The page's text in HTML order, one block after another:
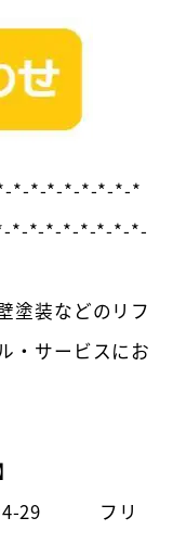
*-*-*-*-*-*-*-*
*-*-*-*-*-*-*-*-*-
塗装などのリフ
・サービスにお
寺4-29 フリ